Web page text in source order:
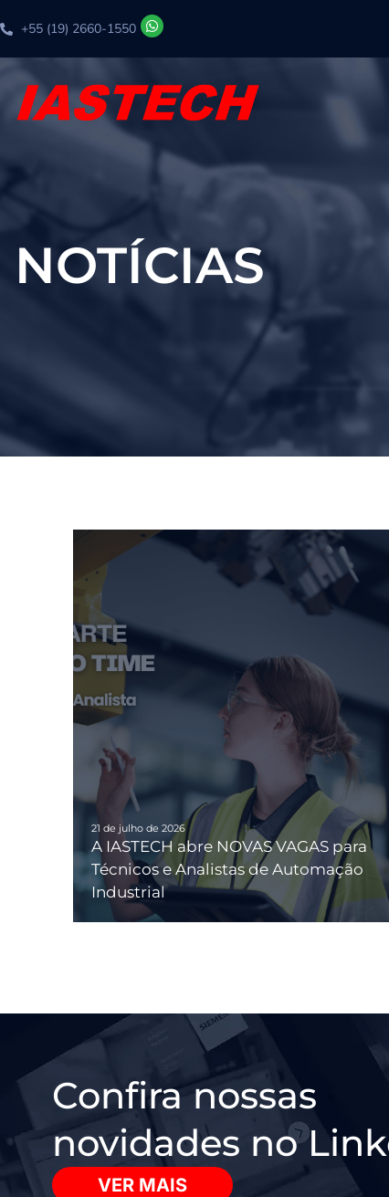
+55 (19) 2660-1550
NOTÍCIAS
21 de julho de 2026
A IASTECH abre NOVAS VAGAS para
Técnicos e Analistas de Automação
Industrial
Confira nossas
novidades no
VER MAIS